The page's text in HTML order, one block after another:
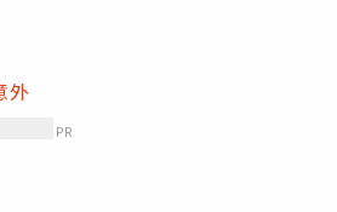
外
PR